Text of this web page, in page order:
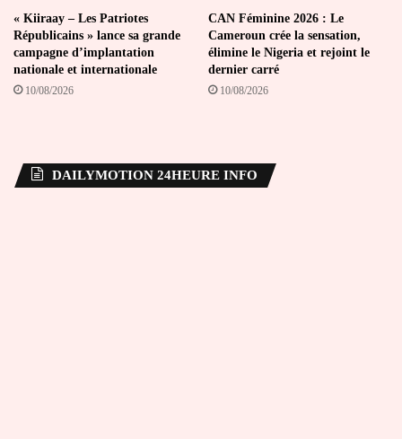
« Kiiraay – Les Patriotes
Républicains » lance sa grande
campagne d’implantation
nationale et internationale
10/08/2026
CAN Féminine 2026 : Le
Cameroun crée la sensation,
élimine le Nigeria et rejoint le
dernier carré
10/08/2026
DAILYMOTION 24HEURE INFO